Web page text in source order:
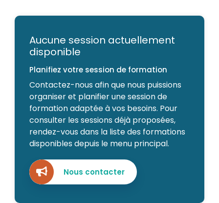
Aucune session actuellement
disponible
Planifiez votre session de formation
Contactez-nous afin que nous puissions
organiser et planifier une session de
formation adaptée à vos besoins. Pour
consulter les sessions déjà proposées,
rendez-vous dans la liste des formations
disponibles depuis le menu principal.
Nous contacter